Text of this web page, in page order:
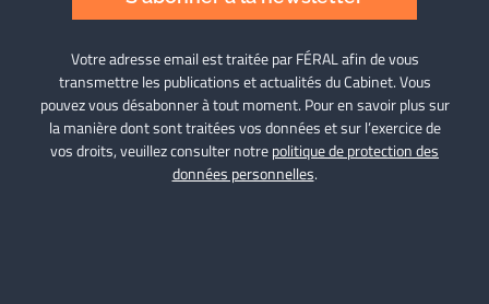
Votre adresse email est traitée par FÉRAL afin de vous
transmettre les publications et actualités du Cabinet. Vous
pouvez vous désabonner à tout moment. Pour en savoir plus sur
la manière dont sont traitées vos données et sur l’exercice de
vos droits, veuillez consulter notrepolitique de protection des
données personnelles.